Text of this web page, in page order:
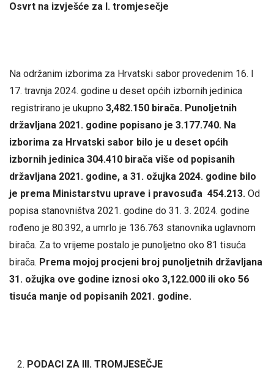
Osvrt na izvješće za I. tromjesečje
Na održanim izborima za Hrvatski sabor provedenim 16. I
17. travnja 2024. godine u deset općih izbornih jedinica
registrirano je ukupno 3,482.150 birača. Punoljetnih
državljana 2021. godine popisano je 3.177.740. Na
izborima za Hrvatski sabor bilo je u deset općih
izbornih jedinica 304.410 birača više od popisanih
državljana 2021. godine, a 31. ožujka 2024. godine bilo
je prema Ministarstvu uprave i pravosuđa 454.213. Od
popisa stanovništva 2021. godine do 31. 3. 2024. godine
rođeno je 80.392, a umrlo je 136.763 stanovnika uglavnom
birača. Za to vrijeme postalo je punoljetno oko 81 tisuća
birača. Prema mojoj procjeni broj punoljetnih državljana
31. ožujka ove godine iznosi oko 3,122.000 ili oko 56
tisuća manje od popisanih 2021. godine.
PODACI ZA III. TROMJESEČJE